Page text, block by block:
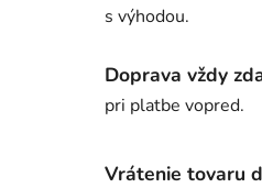
s výhodou.
Doprava vždy
pri platbe vopred.
Vrátenie tovaru